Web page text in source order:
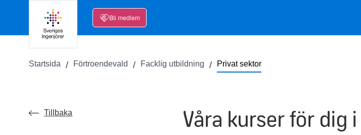
Bli medlem
Startsida Förtroendevald Facklig utbildning Privat sektor
Tillbaka Våra kurser för dig